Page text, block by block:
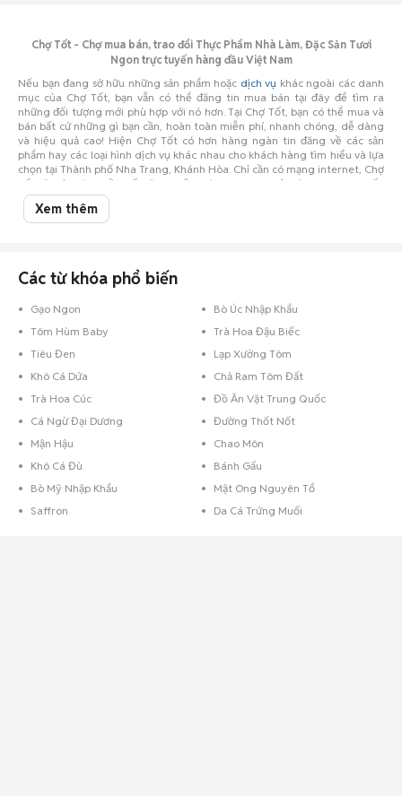
Chợ Tốt - Chợ mua bán, trao đổi Thực Phẩm Nhà Làm, Đặc Sản Tươi
Ngon trực tuyến hàng đầu Việt Nam
Nếu bạn đang sở hữu những sản phẩm hoặc dịch vụ khác ngoài các danh
mục của Chợ Tốt, bạn vẫn có thể đăng tin mua bán tại đây để tìm ra
những đối tượng mới phù hợp với nó hơn. Tại Chợ Tốt, bạn có thể mua và
bán bất cứ những gì bạn cần, hoàn toàn miễn phí, nhanh chóng, dễ dàng
và hiệu quả cao! Hiện Chợ Tốt có hơn hàng ngàn tin đăng về các sản
phẩm hay các loại hình dịch vụ khác nhau cho khách hàng tìm hiểu và lựa
chọn tại Thành phố Nha Trang, Khánh Hòa. Chỉ cần có mạng internet, Chợ
Tốt sẽ trở thành cầu nối vững chắc giúp bạn thực hiện được mong muốn
của mình.
Hiện nay, vấn đề vệ sinh an toàn
mặt hàng này cũng sôi động không kém.
Xem thêm
Các từ khóa phổ biến
Gạo Ngon
Bò Úc Nhập Khẩu
Tôm Hùm Baby
Trà Hoa Đậu Biếc
Tiêu Đen
Lạp Xưởng Tôm
Khô Cá Dứa
Chả Ram Tôm Đất
Trà Hoa Cúc
Đồ Ăn Vặt Trung Quốc
Cá Ngừ Đại Dương
Đường Thốt Nốt
Mận Hậu
Chao Môn
Khô Cá Đù
Bánh Gấu
Bò Mỹ Nhập Khẩu
Mật Ong Nguyên Tổ
Saffron
Da Cá Trứng Muối